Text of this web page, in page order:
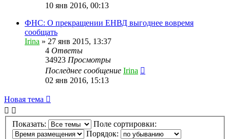
10 янв 2016, 00:13
ФНС: О прекращении ЕНВД выгоднее вовремя
сообщать
Irina » 27 янв 2015, 13:37
4 Ответы
34923 Просмотры
Последнее сообщение Irina
02 янв 2016, 15:13
Новая тема
Показать:
Поле сортировки:
Порядок: